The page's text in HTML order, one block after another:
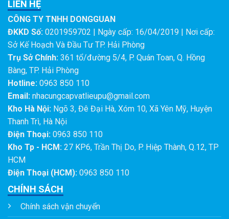
LIÊN HỆ
CÔNG TY TNHH DONGGUAN
ĐKKD Số: 0201959702 | Ngày cấp: 16/04/2019 | Nơi cấp:
Sở Kế Hoạch Và Đầu Tư TP. Hải Phòng
Trụ Sở Chính: 361 tổ/đường 5/4, P. Quán Toan, Q. Hồng
Bàng, TP. Hải Phòng
Hotline: 0963 850 110
Email: nhacungcapvatlieupu@gmail.com
Kho Hà Nội: Ngõ 3, Đê Đại Hà, Xóm 10, Xã Yên Mỹ, Huyện
Thanh Trì, Hà Nội
Điện Thoại: 0963 850 110
Kho Tp - HCM: 27 KP6, Trần Thị Do, P. Hiệp Thành, Q.12, TP
HCM
Điện Thoại (HCM): 0963 850 110
CHÍNH SÁCH
Chính sách vận chuyển